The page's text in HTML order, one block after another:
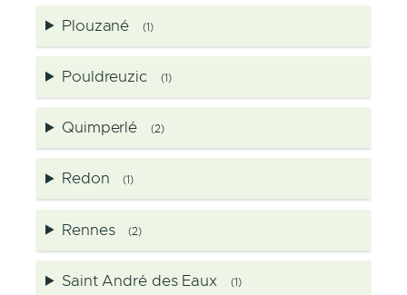
Plouzané (1)
Pouldreuzic (1)
Quimperlé (2)
Redon (1)
Rennes (2)
Saint André des Eaux (1)